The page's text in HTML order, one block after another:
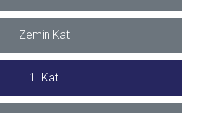
Zemin Kat
1. Kat